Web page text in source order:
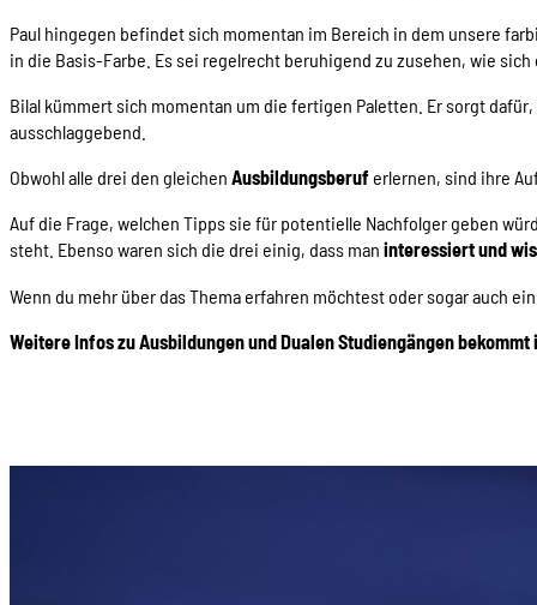
Paul hingegen befindet sich momentan im Bereich in dem unsere
in die Basis-Farbe. Es sei regelrecht beruhigend zu zusehen, wie
Bilal kümmert sich momentan um die fertigen Paletten. Er sorgt
ausschlaggebend.
Obwohl alle drei den gleichen Ausbildungsberuf erlernen, sind ihre
Auf die Frage, welchen Tipps sie für potentielle Nachfolger geben
steht. Ebenso waren sich die drei einig, dass man interessiert und
Wenn du mehr über das Thema erfahren möchtest oder sogar auch
Weitere Infos zu Ausbildungen und Dualen Studiengängen bekommt